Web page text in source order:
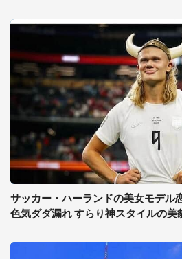
サッカー・ハーランドの美女モデル
色気ダダ漏れ すらり神スタイルの美